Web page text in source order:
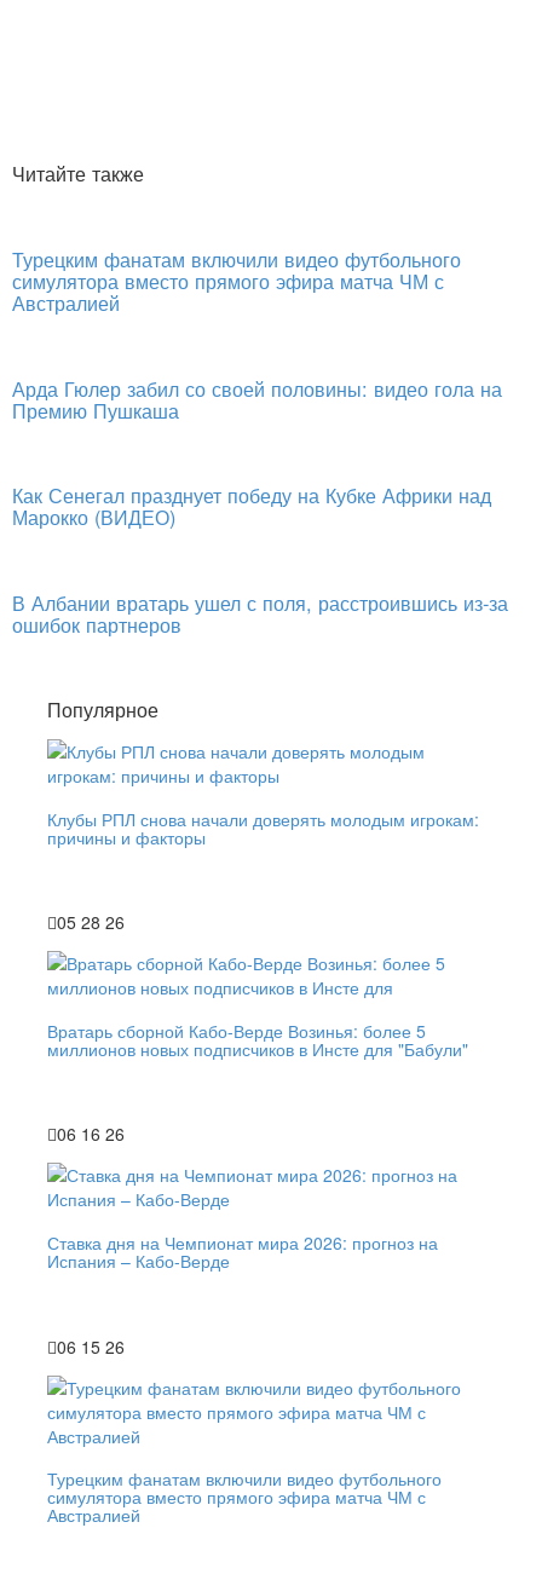
Читайте также
Турецким фанатам включили видео футбольного
симулятора вместо прямого эфира матча ЧМ с
Австралией
Арда Гюлер забил со своей половины: видео гола на
Премию Пушкаша
Как Сенегал празднует победу на Кубке Африки над
Марокко (ВИДЕО)
В Албании вратарь ушел с поля, расстроившись из-за
ошибок партнеров
Популярное
Клубы РПЛ снова начали доверять молодым игрокам:
причины и факторы
05 28 26
Вратарь сборной Кабо-Верде Возинья: более 5
миллионов новых подписчиков в Инсте для "Бабули"
06 16 26
Ставка дня на Чемпионат мира 2026: прогноз на
Испания – Кабо-Верде
06 15 26
Турецким фанатам включили видео футбольного
симулятора вместо прямого эфира матча ЧМ с
Австралией